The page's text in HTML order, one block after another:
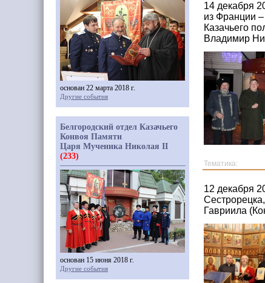
14 декабря
из Франции
Казачьего
Владимир
Тематика:
12 декабря
Гавриила
основан 22 марта 2018 г.
Другие события
Белгородский отдел Казачьего
Конвоя Памяти
Царя Мученика Николая II
(233)
основан 15 июня 2018 г.
Другие события